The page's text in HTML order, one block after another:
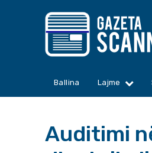
Ballina Lajme
Auditimi